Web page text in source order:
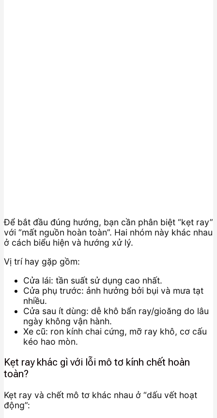
Để bắt đầu đúng hướng, bạn cần phân biệt “kẹt ray”
với “mất nguồn hoàn toàn”. Hai nhóm này khác nhau
ở cách biểu hiện và hướng xử lý.
Vị trí hay gặp gồm:
Cửa lái: tần suất sử dụng cao nhất.
Cửa phụ trước: ảnh hưởng bởi bụi và mưa tạt
nhiều.
Cửa sau ít dùng: dễ khô bẩn ray/gioăng do lâu
ngày không vận hành.
Xe cũ: ron kính chai cứng, mỡ ray khô, cơ cấu
kéo hao mòn.
Kẹt ray khác gì với lỗi mô tơ kính chết hoàn
toàn?
Kẹt ray và chết mô tơ khác nhau ở “dấu vết hoạt
động”: